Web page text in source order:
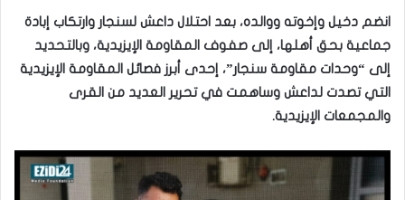
انضم دخيل وإخوته ووالده، بعد احتلال داعش لسنجار وارتكاب إبادة
جماعية بحق أهلها، إلى صفوف المقاومة الإيزيدية، وبالتحديد
إلى “وحدات مقاومة سنجار”، إحدى أبرز فصائل المقاومة الإيزيدية
التي تصدت لداعش وساهمت في تحرير العديد من القرى
والمجمعات الإيزيدية.